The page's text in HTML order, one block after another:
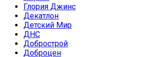
Глория Джинс
Декатлон
Детский Мир
ДНС
Добрострой
Доброцен